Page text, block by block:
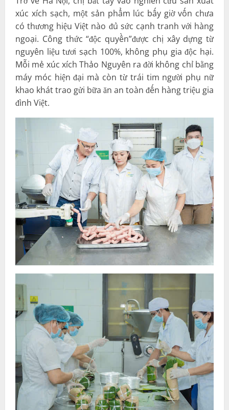
xúc xích sạch, một sản phẩm lúc bấy giờ vốn chưa
có thương hiệu Việt nào đủ sức cạnh tranh với hàng
ngoại. Công thức “độc quyền”được chị xây dựng từ
nguyên liệu tươi sạch 100%, không phụ gia độc hại.
Mỗi mẻ xúc xích Thảo Nguyên ra đời không chỉ bằng
máy móc hiện đại mà còn từ trái tim người phụ nữ
khao khát trao gửi bữa ăn an toàn đến hàng triệu gia
đình Việt.